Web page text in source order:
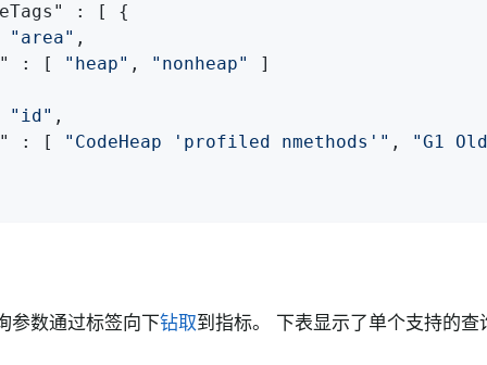
: [ {
"area" ,
: [ "heap" , "nonheap"
]
"id" ,
: [ "CodeHeap 'profiled nmethods'" , "G1
参数通过标签向下钻取到指标。 下表显示了单个支持的查